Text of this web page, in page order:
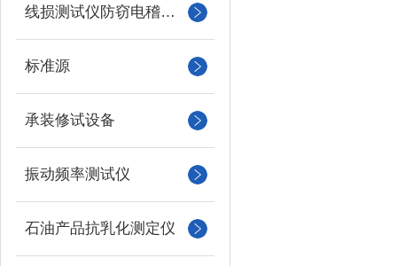
线损测试仪防窃电稽查仪
标准源
承装修试设备
振动频率测试仪
石油产品抗乳化测定仪